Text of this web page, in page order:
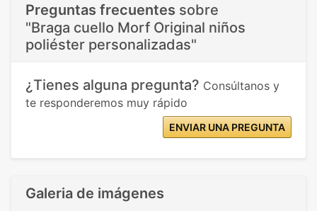
Preguntas frecuentes sobre
"Braga cuello Morf Original niños
poliéster personalizadas"
¿Tienes alguna pregunta? Consúltanos y
te responderemos muy rápido
ENVIAR UNA PREGUNTA
Galeria de imágenes